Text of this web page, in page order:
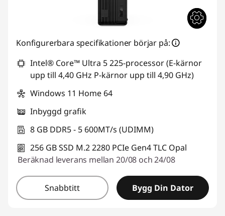
Konfigurerbara specifikationer börjar på:
Intel® Core™ Ultra 5 225-processor (E-kärnor
upp till 4,40 GHz P-kärnor upp till 4,90 GHz)
Windows 11 Home 64
Inbyggd grafik
8 GB DDR5 - 5 600MT/s (UDIMM)
256 GB SSD M.2 2280 PCIe Gen4 TLC Opal
Beräknad leverans mellan 20/08 och 24/08
Snabbtitt Bygg Din Dator